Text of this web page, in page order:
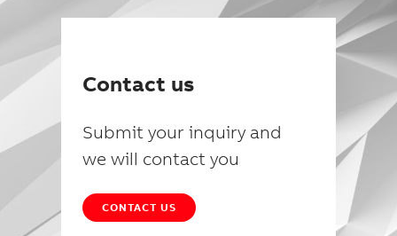
Contact us
Submit your inquiry and
we will contact you
CONTACT US